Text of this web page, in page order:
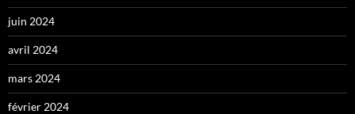
juin 2024
avril 2024
mars 2024
février 2024